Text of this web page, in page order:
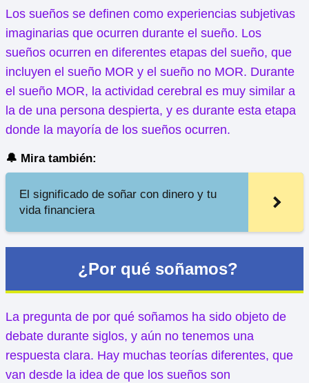
Los sueños se definen como experiencias subjetivas
imaginarias que ocurren durante el sueño. Los
sueños ocurren en diferentes etapas del sueño, que
incluyen el sueño MOR y el sueño no MOR. Durante
el sueño MOR, la actividad cerebral es muy similar a
la de una persona despierta, y es durante esta etapa
donde la mayoría de los sueños ocurren.
🔔 Mira también:
El significado de soñar con dinero y tu
vida financiera
¿Por qué soñamos?
La pregunta de por qué soñamos ha sido objeto de
debate durante siglos, y aún no tenemos una
respuesta clara. Hay muchas teorías diferentes, que
van desde la idea de que los sueños son